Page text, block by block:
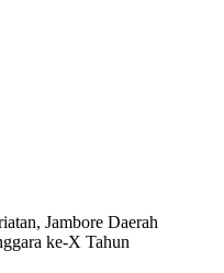
Jambore Daerah
ke-X Tahun